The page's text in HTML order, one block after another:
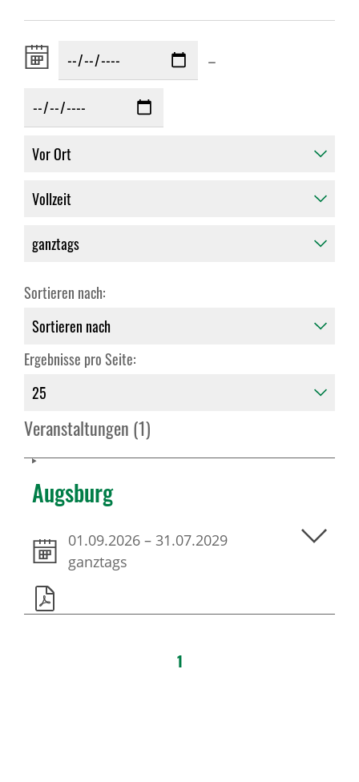
Zeitraum
von:
–
Sortieren nach:
Ergebnisse pro Seite:
Veranstaltungen (1)
Augsburg
01.09.2026 – 31.07.2029
ganztags
1